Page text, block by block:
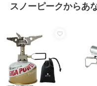
スノーピークからあ